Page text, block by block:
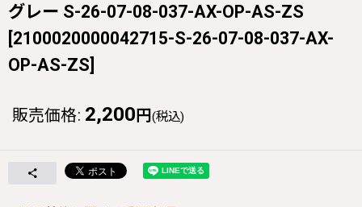
グレー S-26-07-08-037-AX-OP-AS-ZS
[2100020000042715-S-26-07-08-037-AX-
OP-AS-ZS]
販売価格: 2,200 円 (税込)